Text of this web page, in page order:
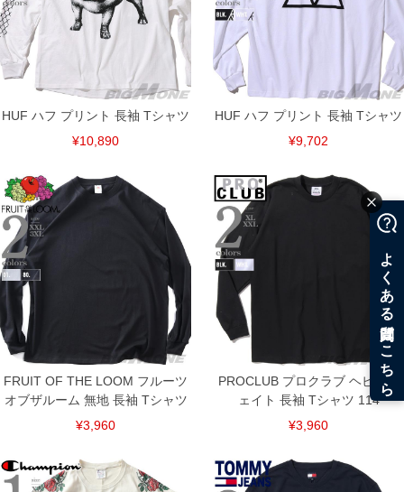
COLOR VARIATION
HUF ハフ プリント 長袖 Tシャツ
¥10,890
HUF ハフ プリント 長袖 Tシャツ
¥9,702
FRUIT OF THE LOOM フルーツ
オブザルーム 無地 長袖 Tシャツ
¥3,960
PROCLUB プロクラブ ヘビーウ
ェイト 長袖 Tシャツ 114
¥3,960